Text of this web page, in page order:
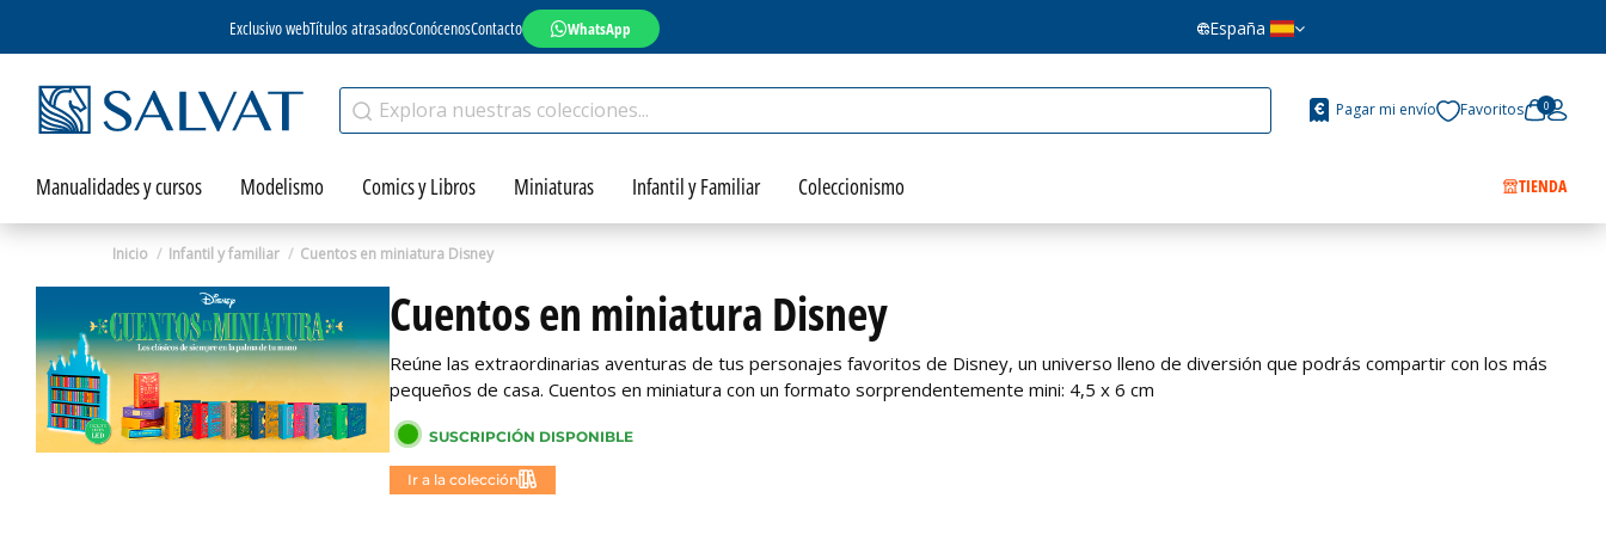
Exclusivo webTítulos atrasadosConócenosContacto WhatsApp España
Pagar mi envío Favoritos 0
Manualidades y cursos Modelismo Comics y Libros Miniaturas Infantil y Familiar Coleccionismo TIENDA
Inicio Infantil y familiar Cuentos en miniatura Disney
Cuentos en miniatura Disney
Reúne las extraordinarias aventuras de tus personajes favoritos de Disney, un universo lleno de diversión que podrás compartir con los más
pequeños de casa. Cuentos en miniatura con un formato sorprendentemente mini: 4,5 x 6 cm
SUSCRIPCIÓN DISPONIBLE
Ir a la colección